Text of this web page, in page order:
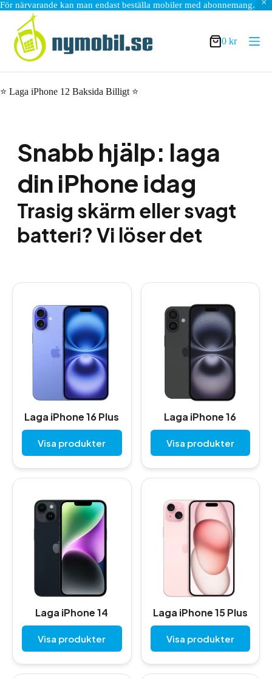
För närvarande kan man endast beställa mobiler med abonnemang.
innehåll
Varukorg
0 kr
⭐ Laga iPhone 12 Baksida Billigt ⭐
Snabb hjälp: laga
din iPhone idag
Trasig skärm eller svagt
batteri? Vi löser det
Laga iPhone 16 Plus
Visa produkter
Laga iPhone 16
Visa produkter
Laga iPhone 14
Visa produkter
Laga iPhone 15 Plus
Visa produkter